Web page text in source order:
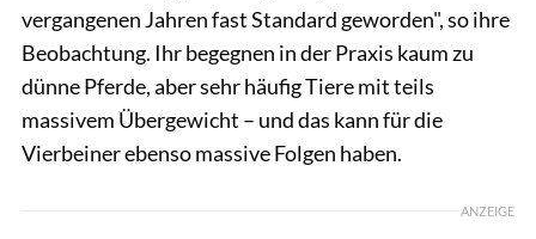
vergangenen Jahren fast Standard geworden", so ihre
Beobachtung. Ihr begegnen in der Praxis kaum zu
dünne Pferde, aber sehr häufig Tiere mit teils
massivem Übergewicht – und das kann für die
Vierbeiner ebenso massive Folgen haben.
ANZEIGE